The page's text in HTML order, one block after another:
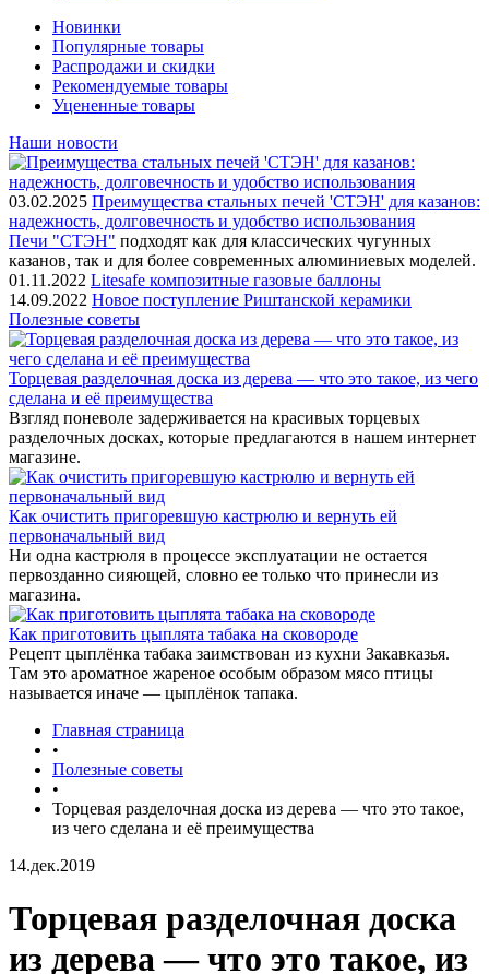
Новинки
Популярные товары
Распродажи и скидки
Рекомендуемые товары
Уцененные товары
Наши новости
03.02.2025 Преимущества стальных печей 'СТЭН' для казанов:
надежность, долговечность и удобство использования
Печи "СТЭН" подходят как для классических чугунных
казанов, так и для более современных алюминиевых моделей.
01.11.2022 Litesafe композитные газовые баллоны
14.09.2022 Новое поступление Риштанской керамики
Полезные советы
Торцевая разделочная доска из дерева — что это такое, из чего
сделана и её преимущества
Взгляд поневоле задерживается на красивых торцевых
разделочных досках, которые предлагаются в нашем интернет
магазине.
Как очистить пригоревшую кастрюлю и вернуть ей
первоначальный вид
Ни одна кастрюля в процессе эксплуатации не остается
первозданно сияющей, словно ее только что принесли из
магазина.
Как приготовить цыплята табака на сковороде
Рецепт цыплёнка табака заимствован из кухни Закавказья.
Там это ароматное жареное особым образом мясо птицы
называется иначе — цыплёнок тапака.
Главная страница
•
Полезные советы
•
Торцевая разделочная доска из дерева — что это такое,
из чего сделана и её преимущества
14.дек.2019
Торцевая разделочная доска
из дерева — что это такое, из